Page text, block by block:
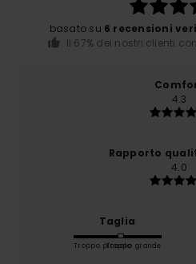
basato su 6 recensioni
Il 67% dei nostri clienti
4.3
Rapporto
4.0
Taglia
Troppo piccoloTroppo grande